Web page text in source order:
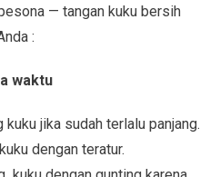
— tangan kuku bersih
:
waktu
jika sudah terlalu panjang.
dengan teratur.